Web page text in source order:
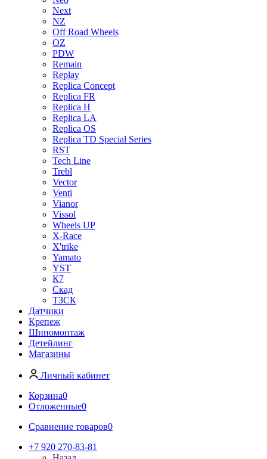
Next
NZ
Off Road Wheels
OZ
PDW
Remain
Replay
Replica Concept
Replica FR
Replica H
Replica LA
Replica OS
Replica TD Special Series
RST
Tech Line
Trebl
Vector
Venti
Vianor
Vissol
Wheels UP
X-Race
X'trike
Yamato
YST
К7
Скад
ТЗСК
Датчики
Крепеж
Шиномонтаж
Детейлинг
Магазины
Личный кабинет
Корзина0
Отложенные0
Сравнение товаров0
+7 920 270-83-81